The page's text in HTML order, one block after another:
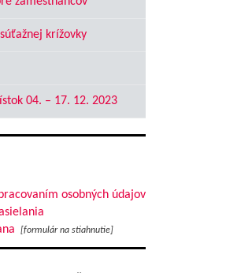
krížovky
04. – 17. 12. 2023
osobných údajov
[formulár na stiahnutie]